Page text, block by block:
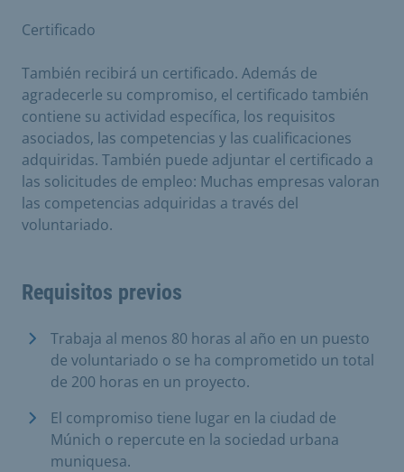
Certificado
También recibirá un certificado. Además de
agradecerle su compromiso, el certificado también
contiene su actividad específica, los requisitos
asociados, las competencias y las cualificaciones
adquiridas. También puede adjuntar el certificado a
las solicitudes de empleo: Muchas empresas valoran
las competencias adquiridas a través del
voluntariado.
Requisitos previos
Trabaja al menos 80 horas al año en un puesto
de voluntariado o se ha comprometido un total
de 200 horas en un proyecto.
El compromiso tiene lugar en la ciudad de
Múnich o repercute en la sociedad urbana
muniquesa.